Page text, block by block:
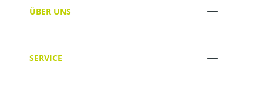
ÜBER UNS
SERVICE